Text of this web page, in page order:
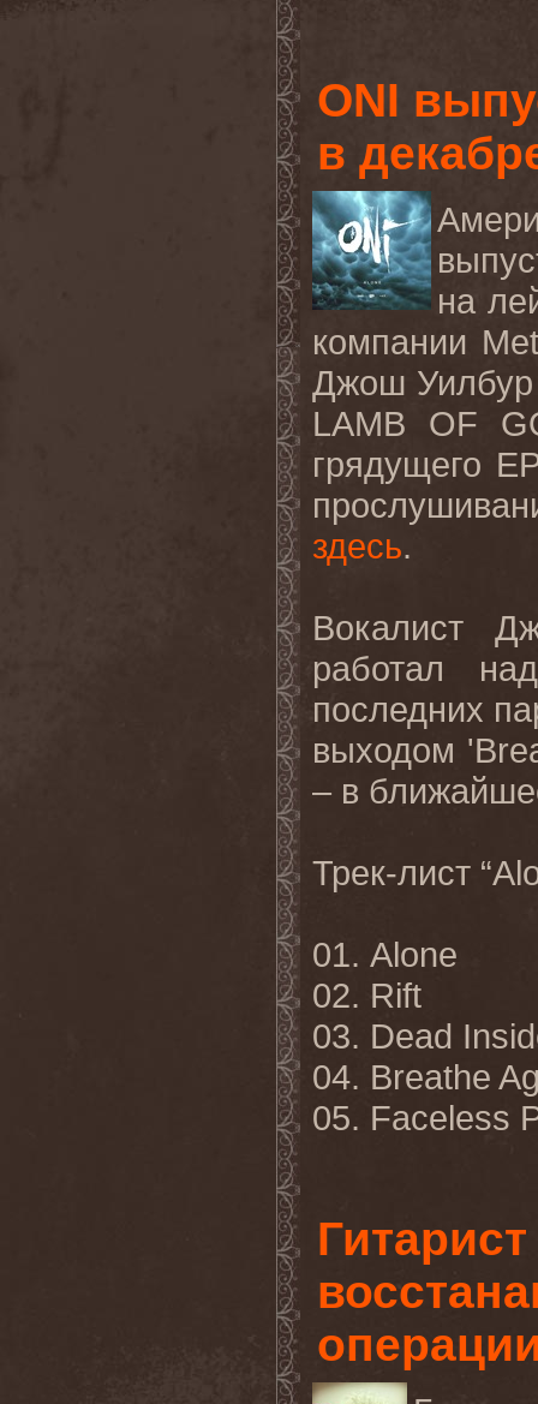
ONI
в
на
компании
Джош
LAMB OF
грядущего
здесь.
Вокалист
работал
последних
выходом
– в
Трек-лист
01. Alone
02. Rift
03. Dead
04. Breathe
05. Faceless